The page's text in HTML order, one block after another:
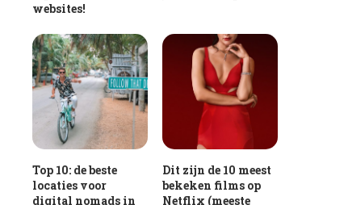
websites!
Top 10: de beste
locaties voor
digital nomads in
Dit zijn de 10 meest
bekeken films op
Netflix (meeste